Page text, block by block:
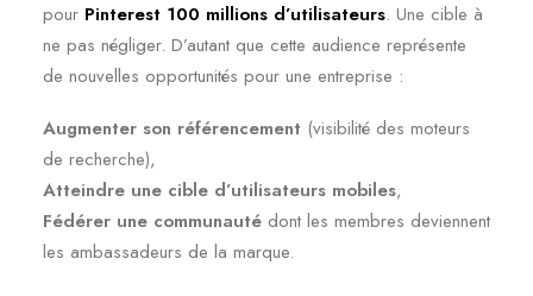
pour Pinterest 100 millions d’utilisateurs. Une cible à
ne pas négliger. D’autant que cette audience représente
de nouvelles opportunités pour une entreprise :
Augmenter son référencement (visibilité des moteurs
de recherche),
Atteindre une cible d’utilisateurs mobiles,
Fédérer une communauté dont les membres deviennent
les ambassadeurs de la marque.